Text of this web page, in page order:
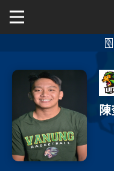
公開男一級
公開女一級
二級與一般組